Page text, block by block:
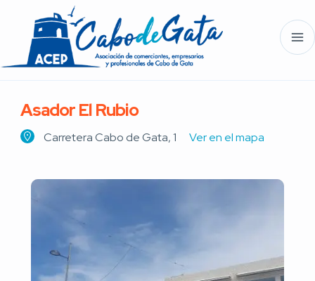
Asador El Rubio
Carretera Cabo de Gata, 1 Ver en el mapa